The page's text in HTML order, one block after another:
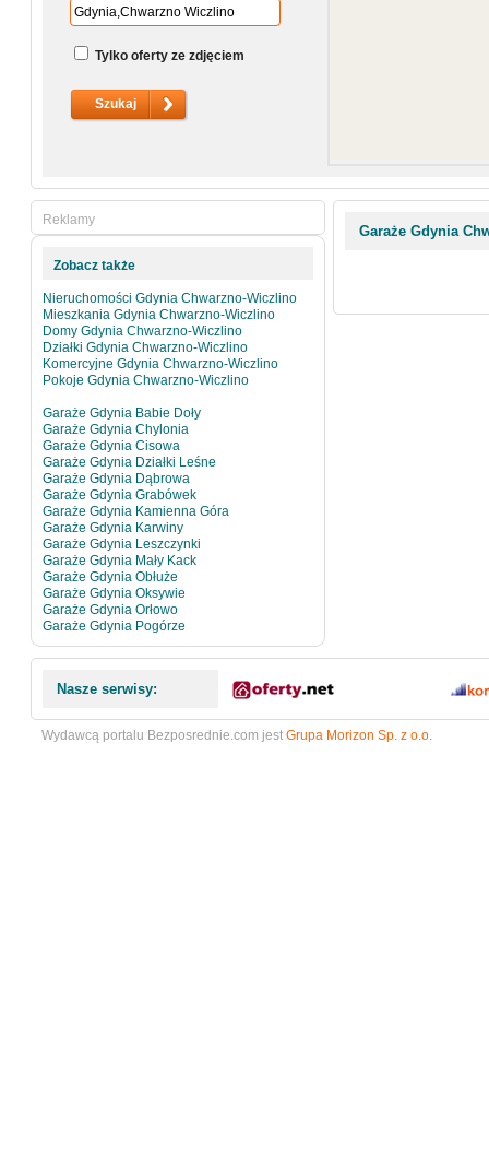
Tylko oferty ze zdjęciem
Garaże Gdynia
Reklamy
Zobacz także
Nieruchomości Gdynia Chwarzno-Wiczlino
Mieszkania Gdynia Chwarzno-Wiczlino
Domy Gdynia Chwarzno-Wiczlino
Działki Gdynia Chwarzno-Wiczlino
Komercyjne Gdynia Chwarzno-Wiczlino
Pokoje Gdynia Chwarzno-Wiczlino
Garaże Gdynia Babie Doły
Garaże Gdynia Chylonia
Garaże Gdynia Cisowa
Garaże Gdynia Działki Leśne
Garaże Gdynia Dąbrowa
Garaże Gdynia Grabówek
Garaże Gdynia Kamienna Góra
Garaże Gdynia Karwiny
Garaże Gdynia Leszczynki
Garaże Gdynia Mały Kack
Garaże Gdynia Obłuże
Garaże Gdynia Oksywie
Garaże Gdynia Orłowo
Garaże Gdynia Pogórze
Nasze serwisy:
Wydawcą portalu Bezposrednie.com jest Grupa Morizon Sp. z o.o.